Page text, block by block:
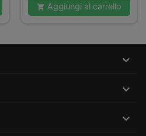
 Aggiungi al carrello


